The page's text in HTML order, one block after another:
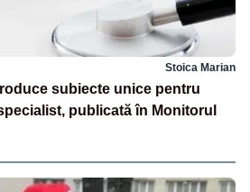
Stoica Marian
subiecte unice pentru
publicată în Monitorul